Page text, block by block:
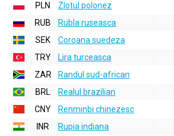
PLN
Zlotul polonez
RUB
Rubla ruseasca
SEK
Coroana suedeza
TRY
Lira turceasca
ZAR
Randul sud-african
BRL
Realul brazilian
CNY
Renminbi chinezesc
INR
Rupia indiana